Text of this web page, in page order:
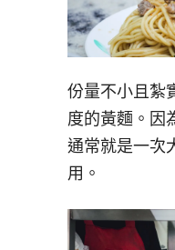
份量不小且紮
度的黃麵。因
通常就是一次
用。